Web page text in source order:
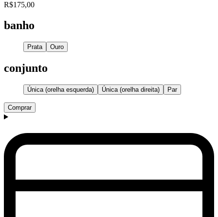
R$175,00
banho
Prata Ouro
conjunto
Única (orelha esquerda) Única (orelha direita) Par
Comprar